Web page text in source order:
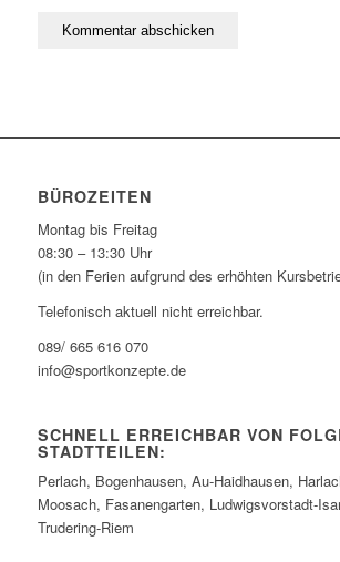
BÜROZEITEN
Montag bis Freitag
08:30 – 13:30 Uhr
(in den Ferien aufgrund des erhöhten
Telefonisch aktuell nicht erreichbar.
089/ 665 616 070
info@sportkonzepte.de
SCHNELL ERREICHBAR VON
STADTTEILEN:
Perlach, Bogenhausen, Au-Haidhausen,
Moosach, Fasanengarten, Ludwigsvorstadt-
Trudering-Riem